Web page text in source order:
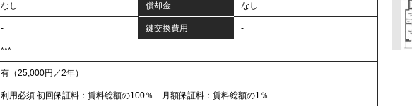
なし 償却金 なし
- 鍵交換費用 -
***
有（25,000円／2年）
利用必須 初回保証料：賃料総額の100％ 月額保証料：賃料総額の1％